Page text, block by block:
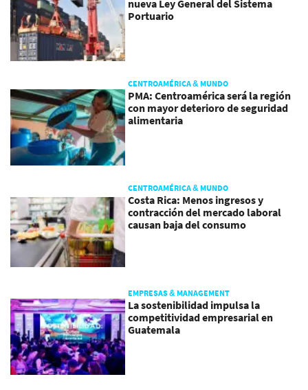
nueva Ley General del Sistema
Portuario
CENTROAMÉRICA & MUNDO
PMA: Centroamérica será la región
con mayor deterioro de seguridad
alimentaria
CENTROAMÉRICA & MUNDO
Costa Rica: Menos ingresos y
contracción del mercado laboral
causan baja del consumo
EMPRESAS & MANAGEMENT
La sostenibilidad impulsa la
competitividad empresarial en
Guatemala